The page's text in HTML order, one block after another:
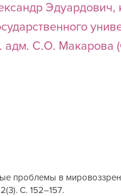
Эдуардович,
адм. С.О. Макарова
проблемы в
С. 152–157.